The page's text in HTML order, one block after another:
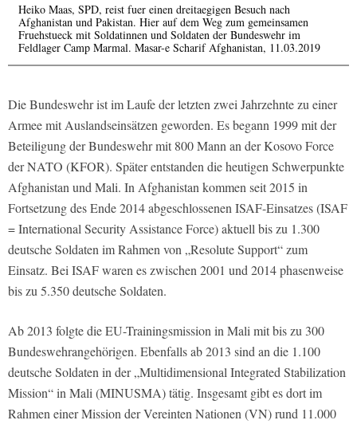
Heiko Maas, SPD, reist fuer einen dreitaegigen Besuch nach
Afghanistan und Pakistan. Hier auf dem Weg zum gemeinsamen
Fruehstueck mit Soldatinnen und Soldaten der Bundeswehr im
Feldlager Camp Marmal. Masar-e Scharif Afghanistan, 11.03.2019
Die Bundeswehr ist im Laufe der letzten zwei Jahrzehnte zu einer
Armee mit Auslandseinsätzen geworden. Es begann 1999 mit der
Beteiligung der Bundeswehr mit 800 Mann an der Kosovo Force
der NATO (KFOR). Später entstanden die heutigen Schwerpunkte
Afghanistan und Mali. In Afghanistan kommen seit 2015 in
Fortsetzung des Ende 2014 abgeschlossenen ISAF-Einsatzes (ISAF
= International Security Assistance Force) aktuell bis zu 1.300
deutsche Soldaten im Rahmen von „Resolute Support“ zum
Einsatz. Bei ISAF waren es zwischen 2001 und 2014 phasenweise
bis zu 5.350 deutsche Soldaten.
Ab 2013 folgte die EU-Trainingsmission in Mali mit bis zu 300
Bundeswehrangehörigen. Ebenfalls ab 2013 sind an die 1.100
deutsche Soldaten in der „Multidimensional Integrated Stabilization
Mission“ in Mali (MINUSMA) tätig. Insgesamt gibt es dort im
Rahmen einer Mission der Vereinten Nationen (VN) rund 11.000